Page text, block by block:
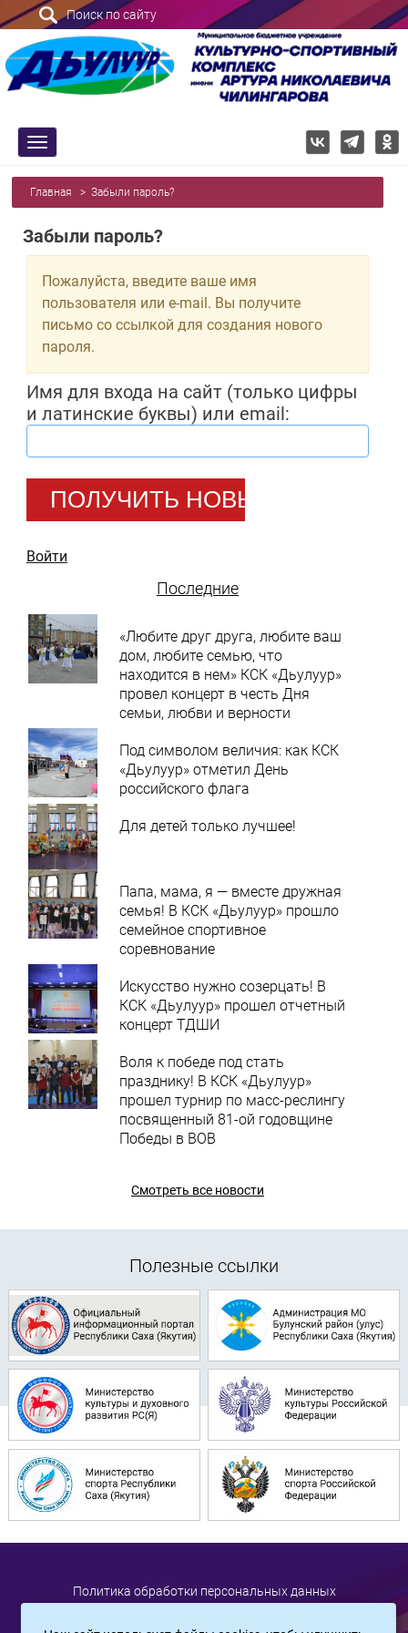
Поиск по сайту
trk
Главная > Забыли пароль?
Забыли пароль?
Пожалуйста, введите ваше имя
пользователя или e-mail. Вы получите
письмо со ссылкой для создания нового
пароля.
Имя для входа на сайт (только цифры
и латинские буквы) или email:
Войти
Последние
«Любите друг друга, любите ваш
дом, любите семью, что
находится в нем» КСК «Дьулуур»
провел концерт в честь Дня
семьи, любви и верности
Под символом величия: как КСК
«Дьулуур» отметил День
российского флага
Для детей только лучшее!
Папа, мама, я — вместе дружная
семья! В КСК «Дьулуур» прошло
семейное спортивное
соревнование
Искусство нужно созерцать! В
КСК «Дьулуур» прошел отчетный
концерт ТДШИ
Воля к победе под стать
празднику! В КСК «Дьулуур»
прошел турнир по масс-реслингу
посвященный 81-ой годовщине
Победы в ВОВ
Смотреть все новости
Полезные ссылки
Политика обработки персональных данных